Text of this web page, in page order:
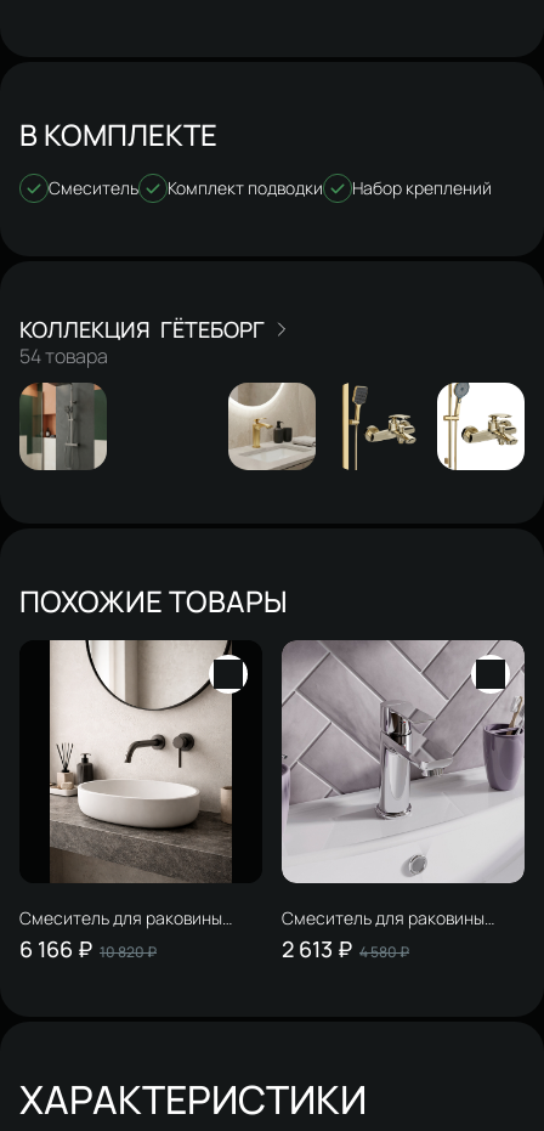
В КОМПЛЕКТЕ
Смеситель Комплект подводки Набор креплений
ГЁТЕБОРГ
54 товара
ПОХОЖИЕ ТОВАРЫ
Смеситель для раковины
STWORKI Эстерсунд
S31040GB С ВНУТРЕННЕЙ
6 166 ₽ 10 820 ₽
Смеситель для раковины
STWORKI Хельсинки
HFHS02100 хром
2 613 ₽ 4 580 ₽
ХАРАКТЕРИСТИКИ